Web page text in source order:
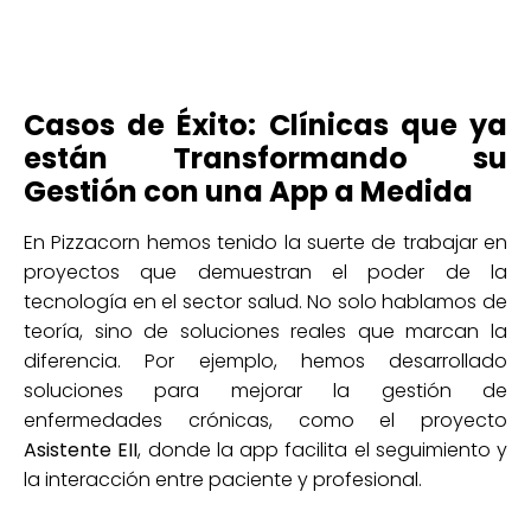
Casos de Éxito: Clínicas que ya
están Transformando su
Gestión con una App a Medida
En Pizzacorn hemos tenido la suerte de trabajar en
proyectos que demuestran el poder de la
tecnología en el sector salud. No solo hablamos de
teoría, sino de soluciones reales que marcan la
diferencia. Por ejemplo, hemos desarrollado
soluciones para mejorar la gestión de
enfermedades crónicas, como el proyecto
Asistente EII, donde la app facilita el seguimiento y
la interacción entre paciente y profesional.